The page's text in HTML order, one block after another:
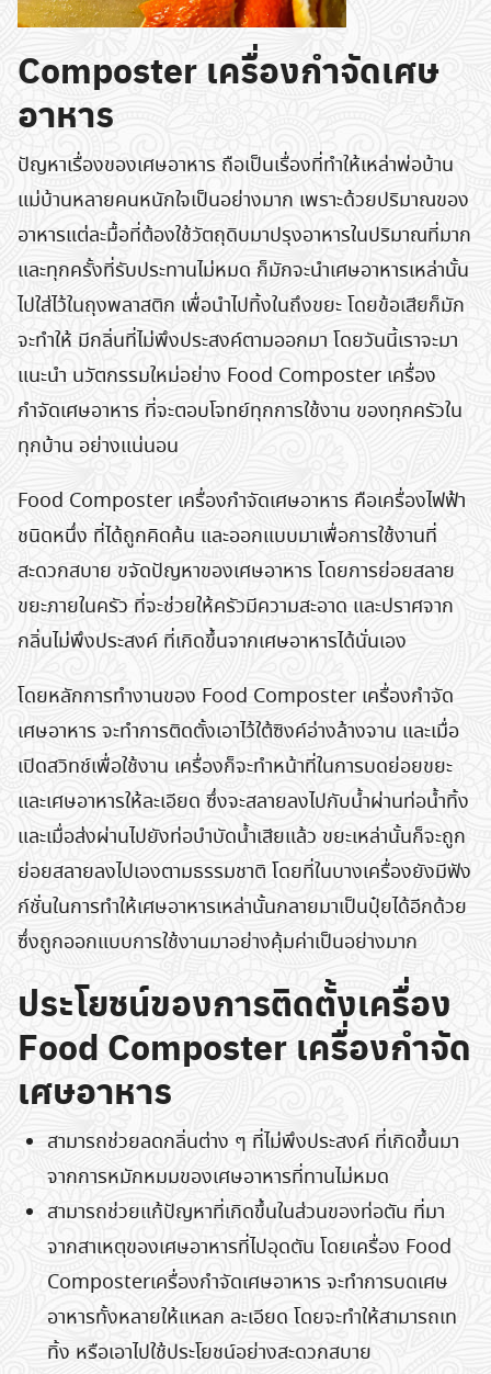
Composter เครื่องกำจัดเศษ
อาหาร
ปัญหาเรื่องของเศษอาหาร ถือเป็นเรื่องที่ทำให้เหล่าพ่อบ้าน
แม่บ้านหลายคนหนักใจเป็นอย่างมาก เพราะด้วยปริมาณของ
อาหารแต่ละมื้อที่ต้องใช้วัตถุดิบมาปรุงอาหารในปริมาณที่มาก
และทุกครั้งที่รับประทานไม่หมด ก็มักจะนำเศษอาหารเหล่านั้น
ไปใส่ไว้ในถุงพลาสติก เพื่อนำไปทิ้งในถึงขยะ โดยข้อเสียก็มัก
จะทำให้ มีกลิ่นที่ไม่พึงประสงค์ตามออกมา โดยวันนี้เราจะมา
แนะนำ นวัตกรรมใหม่อย่าง Food Composter เครื่อง
กำจัดเศษอาหาร ที่จะตอบโจทย์ทุกการใช้งาน ของทุกครัวใน
ทุกบ้าน อย่างแน่นอน
Food Composter เครื่องกำจัดเศษอาหาร คือเครื่องไฟฟ้า
ชนิดหนึ่ง ที่ได้ถูกคิดค้น และออกแบบมาเพื่อการใช้งานที่
สะดวกสบาย ขจัดปัญหาของเศษอาหาร โดยการย่อยสลาย
ขยะภายในครัว ที่จะช่วยให้ครัวมีความสะอาด และปราศจาก
กลิ่นไม่พึงประสงค์ ที่เกิดขึ้นจากเศษอาหารได้นั่นเอง
โดยหลักการทำงานของ Food Composter เครื่องกำจัด
เศษอาหาร จะทำการติดตั้งเอาไว้ใต้ซิงค์อ่างล้างจาน และเมื่อ
เปิดสวิทช์เพื่อใช้งาน เครื่องก็จะทำหน้าที่ในการบดย่อยขยะ
และเศษอาหารให้ละเอียด ซึ่งจะสลายลงไปกับน้ำผ่านท่อน้ำทิ้ง
และเมื่อส่งผ่านไปยังท่อบำบัดน้ำเสียแล้ว ขยะเหล่านั้นก็จะถูก
ย่อยสลายลงไปเองตามธรรมชาติ โดยที่ในบางเครื่องยังมีฟัง
ก์ชั่นในการทำให้เศษอาหารเหล่านั้นกลายมาเป็นปุ๋ยได้อีกด้วย
ซึ่งถูกออกแบบการใช้งานมาอย่างคุ้มค่าเป็นอย่างมาก
ประโยชน์ของการติดตั้งเครื่อง
Food Composter เครื่องกำจัด
เศษอาหาร
สามารถช่วยลดกลิ่นต่าง ๆ ที่ไม่พึงประสงค์ ที่เกิดขึ้นมา
จากการหมักหมมของเศษอาหารที่ทานไม่หมด
สามารถช่วยแก้ปัญหาที่เกิดขึ้นในส่วนของท่อตัน ที่มา
จากสาเหตุของเศษอาหารที่ไปอุดตัน โดยเครื่อง Food
Composterเครื่องกำจัดเศษอาหาร จะทำการบดเศษ
อาหารทั้งหลายให้แหลก ละเอียด โดยจะทำให้สามารถเท
ทิ้ง หรือเอาไปใช้ประโยชน์อย่างสะดวกสบาย